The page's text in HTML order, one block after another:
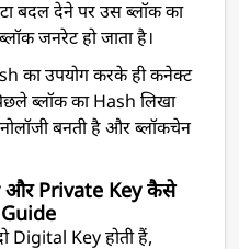
बदल देने पर उस ब्लॉक का
जनरेट हो जाता है।
का उपयोग करके ही कनेक्ट
ब्लॉक का Hash लिखा
बनती है और ब्लॉकचेन
और Private Key कैसे
Digital Key होती हैं,